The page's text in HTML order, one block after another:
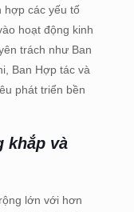
hợp các yếu tố
hoạt động kinh
trách như Ban
Ban Hợp tác và
phát triển bền
khắp và
lớn với hơn